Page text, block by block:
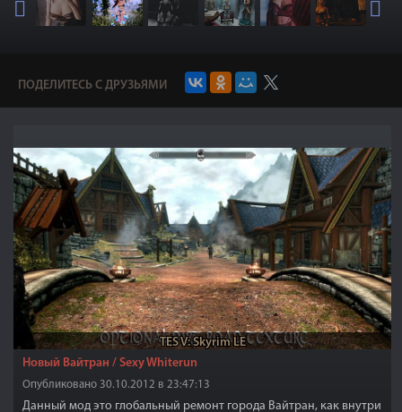
ПОДЕЛИТЕСЬ С ДРУЗЬЯМИ
TES V: Skyrim LE
Новый Вайтран / Sexy Whiterun
Опубликовано 30.10.2012 в 23:47:13
Данный мод это глобальный ремонт города Вайтран, как внутри